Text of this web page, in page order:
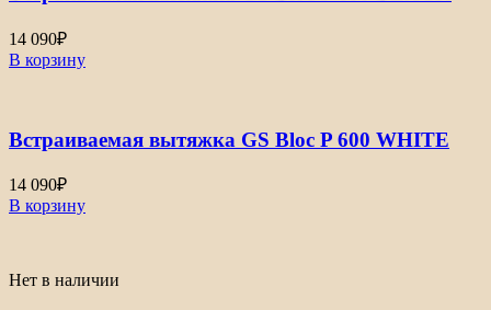
14 090₽
В корзину
Встраиваемая вытяжка GS Bloc P 600 WHITE
14 090₽
В корзину
Нет в наличии